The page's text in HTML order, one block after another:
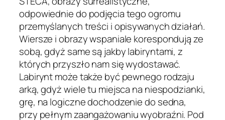
odpowiednie do podjęcia tego ogromu
przemyślanych treści i opisywanych działań.
Wiersze i obrazy wspaniale korespondują ze
sobą, gdyż same są jakby labiryntami, z
których przyszło nam się wydostawać.
Labirynt może także być pewnego rodzaju
arką, gdyż wiele tu miejsca na niespodzianki,
grę, na logiczne dochodzenie do sedna,
przy pełnym zaangażowaniu wyobraźni. Pod